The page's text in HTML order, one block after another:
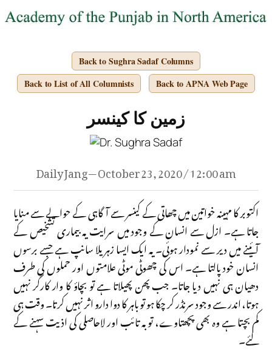
Back to Sughra Sadaf Columns
Back to List of All Columnists
Back to APNA Web Page
زمین کا کینسر
Daily Jang — October 23, 2020 / 12:00 am
اکتوبر کا مہینہ خواتین میں چھاتی کے کینسر سے آگاہی کے حوالے سے منایا
جاتا ہے۔ ازل سے انسان کے وجود میں سرایت یہ بیماری تشخیص کے
آئینے میں دیر سے نمودار ہوئی۔ یہ ایک ایسا زہریلا سانپ ہے جسے برسوں
انسان خود پالتا ہے۔ اس کی چھوٹی موٹی علامتوں اور حملوں کی طرف
دھیان ہی نہیں دیا جاتا۔ جب پھن پھیلاتا ہے تو بچاؤ کا وار کارگر نہیں
ہوتا، اندر سے وجود سرنڈر کر چکا ہو تو باہر کا دوا دارو اثر نہیں کرتا۔ وقت ہی
کم بچتا ہے وہ بھی پچھتاوے، توبہ تائب اور لاحاصلی کی اذیت سہنے کے
لئے۔